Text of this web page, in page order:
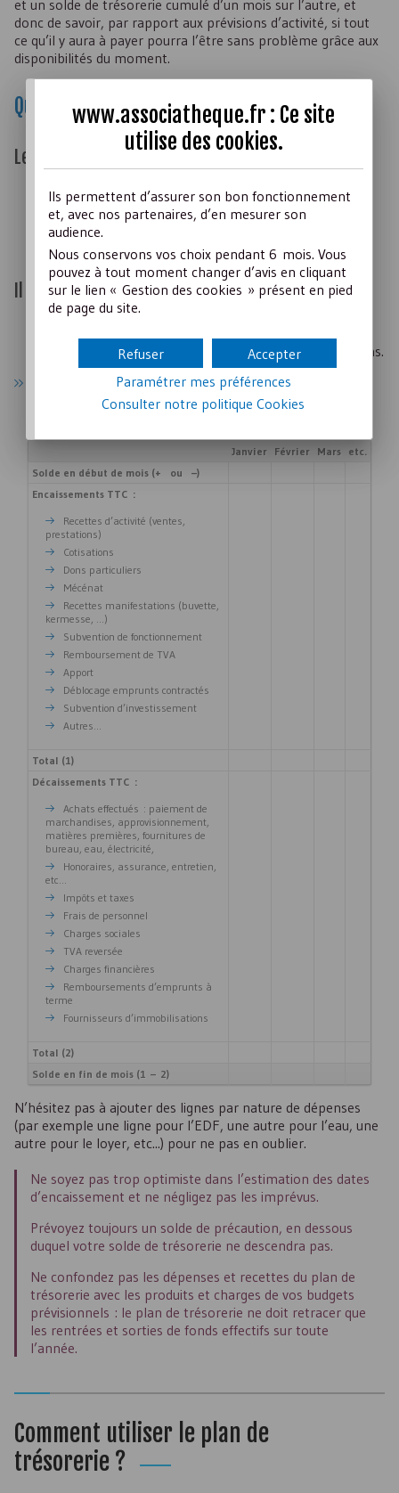
et un solde de trésorerie cumulé d’un mois sur l’autre, et
donc de savoir, par rapport aux prévisions d’activité, si tout
ce qu’il y aura à payer pourra l’être sans problème grâce aux
disponibilités du moment.
Quelques conseils :
Le plan de trésorerie doit être :
établi sincèrement,
au plus juste par rapport à vos objectifs,
suffisamment ajusté et avec prudence pour absorber
les imprévus.
Il faut définir les postes à suivre :
les dépenses et les recettes dépendant de vos décisions.
Exemple de plan de trésorerie
Janvier Février Mars etc.
Solde en début de mois (+ ou –)
Encaissements TTC :
Recettes d’activité (ventes,
prestations)
Cotisations
Dons particuliers
Mécénat
Recettes manifestations (buvette,
kermesse, ...)
Subvention de fonctionnement
Remboursement de TVA
Apport
Déblocage emprunts contractés
Subvention d’investissement
Autres...
Total (1)
Décaissements TTC :
Achats effectués : paiement de
marchandises, approvisionnement,
matières premières, fournitures de
bureau, eau, électricité,
Honoraires, assurance, entretien,
etc...
Impôts et taxes
Frais de personnel
Charges sociales
TVA reversée
Charges financières
Remboursements d’emprunts à
terme
Fournisseurs d’immobilisations
Total (2)
Solde en fin de mois (1 – 2)
N’hésitez pas à ajouter des lignes par nature de dépenses
(par exemple une ligne pour l’EDF, une autre pour l’eau, une
autre pour le loyer, etc...) pour ne pas en oublier.
Ne soyez pas trop optimiste dans l’estimation des dates
d’encaissement et ne négligez pas les imprévus.
Prévoyez toujours un solde de précaution, en dessous
duquel votre solde de trésorerie ne descendra pas.
Ne confondez pas les dépenses et recettes du plan de
trésorerie avec les produits et charges de vos budgets
prévisionnels : le plan de trésorerie ne doit retracer que
les rentrées et sorties de fonds effectifs sur toute
l’année.
Comment utiliser le plan de
trésorerie ?
www.associatheque.fr : Ce site
utilise des cookies.
Ils permettent d’assurer son bon fonctionnement
et, avec nos partenaires, d’en mesurer son
audience.
Nous conservons vos choix pendant 6 mois. Vous
pouvez à tout moment changer d’avis en cliquant
sur le lien « Gestion des cookies » présent en pied
de page du site.
Accepter
Refuser
Paramétrer mes préférences
Consulter notre politiqueCookies